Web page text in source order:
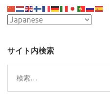
ョ
ン
サイト内検索
検
索: